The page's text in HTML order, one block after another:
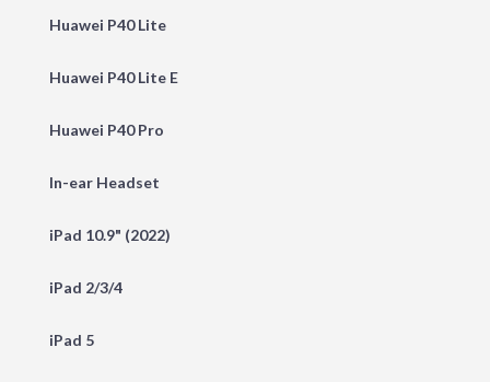
Huawei P40 Lite
Huawei P40 Lite E
Huawei P40 Pro
In-ear Headset
iPad 10.9" (2022)
iPad 2/3/4
iPad 5